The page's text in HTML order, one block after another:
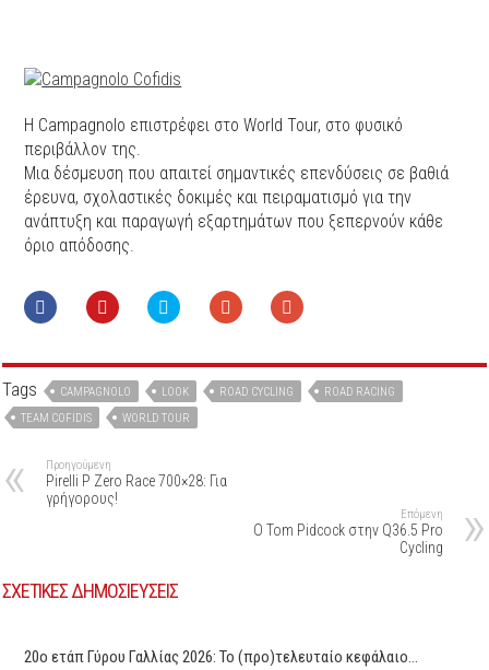
Η Campagnolo επιστρέφει στο World Tour, στο φυσικό
περιβάλλον της.
Μια δέσμευση που απαιτεί σημαντικές επενδύσεις σε βαθιά
έρευνα, σχολαστικές δοκιμές και πειραματισμό για την
ανάπτυξη και παραγωγή εξαρτημάτων που ξεπερνούν κάθε
όριο απόδοσης.
Tags CAMPAGNOLO LOOK ROAD CYCLING
ROAD RACING
TEAM COFIDIS
WORLD TOUR
Προηγούμενη
Pirelli P Zero Race 700×28: Για
γρήγορους!
Επόμενη
O Tom Pidcock στην Q36.5 Pro
Cycling
ΣΧΕΤΙΚΕΣ ΔΗΜΟΣΙΕΥΣΕΙΣ
20ο ετάπ Γύρου Γαλλίας 2026: Το (προ)τελευταίο κεφάλαιο…